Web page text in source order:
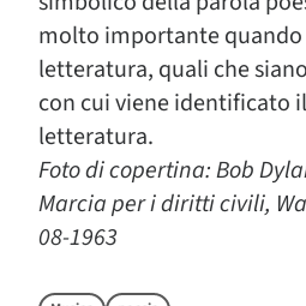
molto importante quando
letteratura, quali che
con cui viene identificato
letteratura.
Foto di copertina: Bob
Marcia per i diritti civili,
08-1963